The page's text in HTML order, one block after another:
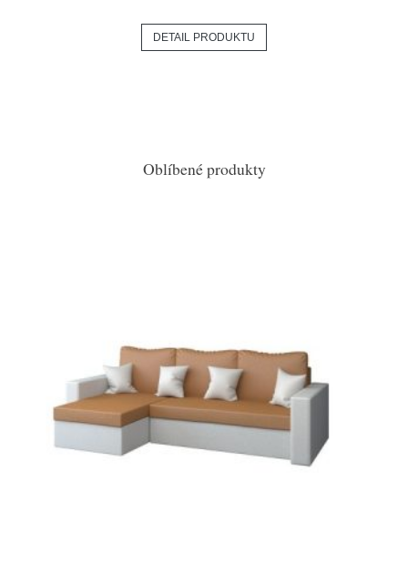
DETAIL PRODUKTU
Oblíbené produkty